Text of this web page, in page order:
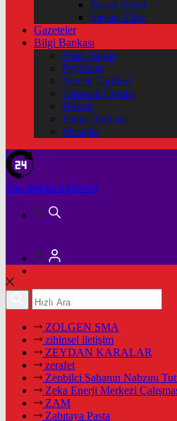
Neval Kütük
Şirvan Yüce
Gazeteler
Bilgi Bankası
Nasıl Yapılır
Faydaları
Yemek Tarifleri
Tarımsal Üretim
Hukuk
Kitap Dünyası
Mesajlar
Son dakika haberleri
ZOLGEN SMA
zihinsel iletişim
ZEYDAN KARALAR
zerafet
Zenbilci Sahanın Nabzını
Zeka Enerji Merkezi
ZAM
Zabıtaya Pasta